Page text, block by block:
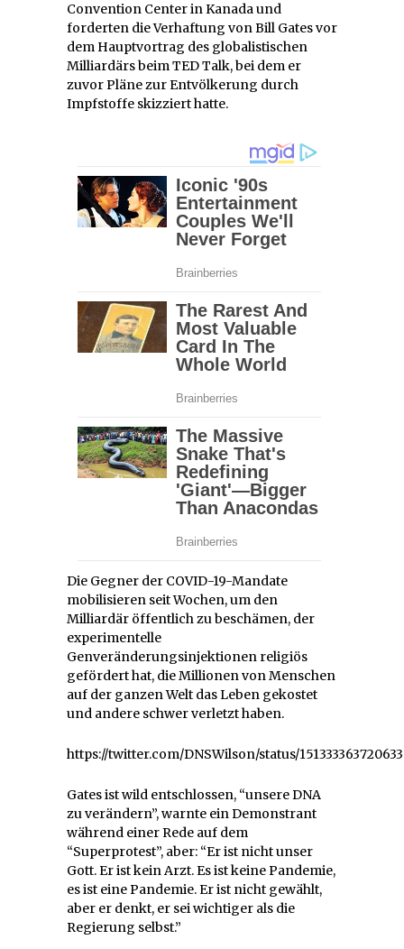
Convention Center in Kanada und
forderten die Verhaftung von Bill Gates vor
dem Hauptvortrag des globalistischen
Milliardärs beim TED Talk, bei dem er
zuvor Pläne zur Entvölkerung durch
Impfstoffe skizziert hatte.
Die Gegner der COVID-19-Mandate
mobilisieren seit Wochen, um den
Milliardär öffentlich zu beschämen, der
experimentelle
Genveränderungsinjektionen religiös
gefördert hat, die Millionen von Menschen
auf der ganzen Welt das Leben gekostet
und andere schwer verletzt haben.
https://twitter.com/DNSWilson/status/
Gates ist wild entschlossen, “unsere DNA
zu verändern”, warnte ein Demonstrant
während einer Rede auf dem
“Superprotest”, aber: “Er ist nicht unser
Gott. Er ist kein Arzt. Es ist keine Pandemie,
es ist eine Pandemie. Er ist nicht gewählt,
aber er denkt, er sei wichtiger als die
Regierung selbst.”